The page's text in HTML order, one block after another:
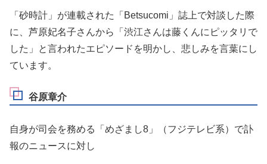
「砂時計」が連載された「Betsucomi」誌上で対談した際
に、芦原妃名子さんから「渋江さんは藤くんにピッタリで
した」と言われたエピソードを明かし、悲しみを言葉にし
ています。
谷原章介
自身が司会を務める「めざまし8」（フジテレビ系）で訃
報のニュースに対し